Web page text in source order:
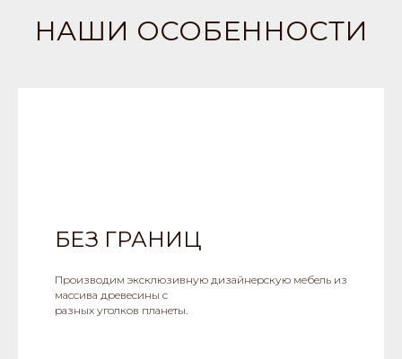
НАШИ ОСОБЕННОСТИ
БЕЗ ГРАНИЦ
Производим эксклюзивную дизайнерскую мебель из
массива древесины с
разных уголков планеты.